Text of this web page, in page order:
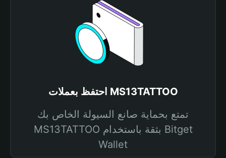
احتفظ بعملات MS13TATTOO
تمتع بحماية صانع السيولة الخاص بك
MS13TATTOO بثقة باستخدام Bitget
Wallet